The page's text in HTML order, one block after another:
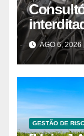
AGO 6, 2026
GESTÃO DE